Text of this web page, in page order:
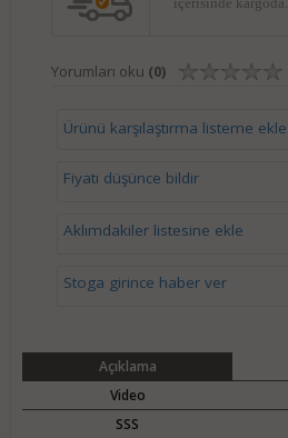
Yorumları oku (0)
Ürünü karşılaştırma listeme ekle
Fiyatı düşünce bildir
Aklımdakiler listesine ekle
Stoga girince haber ver
Açıklama
Video
SSS